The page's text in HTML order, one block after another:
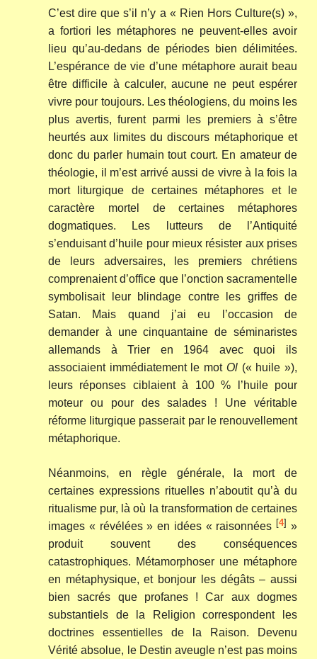
C’est dire que s’il n’y a « Rien Hors Culture(s) »,
a fortiori les métaphores ne peuvent-elles avoir
lieu qu’au-dedans de périodes bien délimitées.
L’espérance de vie d’une métaphore aurait beau
être difficile à calculer, aucune ne peut espérer
vivre pour toujours. Les théologiens, du moins les
plus avertis, furent parmi les premiers à s’être
heurtés aux limites du discours métaphorique et
donc du parler humain tout court. En amateur de
théologie, il m’est arrivé aussi de vivre à la fois la
mort liturgique de certaines métaphores et le
caractère mortel de certaines métaphores
dogmatiques. Les lutteurs de l’Antiquité
s’enduisant d’huile pour mieux résister aux prises
de leurs adversaires, les premiers chrétiens
comprenaient d’office que l’onction sacramentelle
symbolisait leur blindage contre les griffes de
Satan. Mais quand j’ai eu l’occasion de
demander à une cinquantaine de séminaristes
allemands à Trier en 1964 avec quoi ils
associaient immédiatement le mot Ol(« huile »),
leurs réponses ciblaient à 100 % l’huile pour
moteur ou pour des salades ! Une véritable
réforme liturgique passerait par le renouvellement
métaphorique.
Néanmoins, en règle générale, la mort de
certaines expressions rituelles n’aboutit qu’à du
ritualisme pur, là où la transformation de certaines
images « révélées » en idées « raisonnées [4] »
produit souvent des conséquences
catastrophiques. Métamorphoser une métaphore
en métaphysique, et bonjour les dégâts – aussi
bien sacrés que profanes ! Car aux dogmes
substantiels de la Religion correspondent les
doctrines essentielles de la Raison. Devenu
Vérité absolue, le Destin aveugle n’est pas moins